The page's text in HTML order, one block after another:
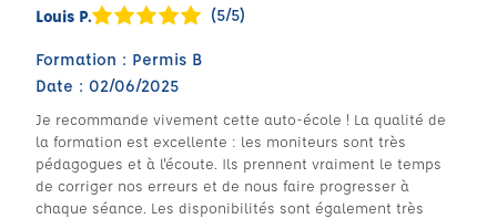
Louis P. (5/5)
Formation : Permis B
Date : 02/06/2025
Je recommande vivement cette auto-école ! La qualité de
la formation est excellente : les moniteurs sont très
pédagogues et à l'écoute. Ils prennent vraiment le temps
de corriger nos erreurs et de nous faire progresser à
chaque séance. Les disponibilités sont également très